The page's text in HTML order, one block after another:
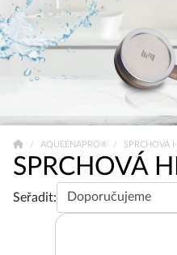
AQUEENAPRO® SPRCHOVÁ
SPRCHOVÁ
Seřadit: